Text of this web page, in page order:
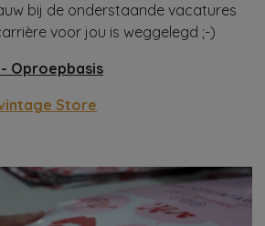
bij de onderstaande vacatures
voor jou is weggelegd ;-)
Oproepbasis
Store